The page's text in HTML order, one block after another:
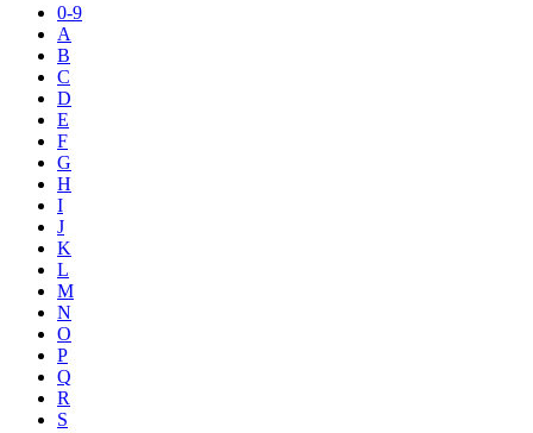
0-9
A
B
C
D
E
F
G
H
I
J
K
L
M
N
O
P
Q
R
S